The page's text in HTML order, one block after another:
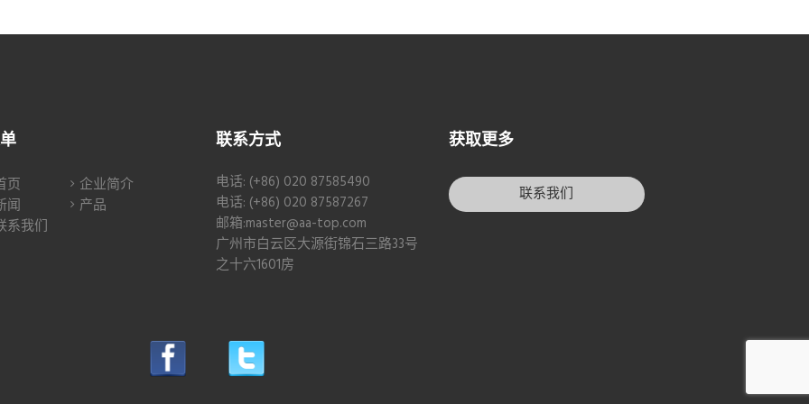
页
企业简介
闻
产品
系我们
联系方式
电话: (+86) 020 87585490
电话: (+86) 020 87587267
邮箱:master@aa-top.com
广州市白云区大源街锦石三路33号
之十六1601房
获取更多
联系我们